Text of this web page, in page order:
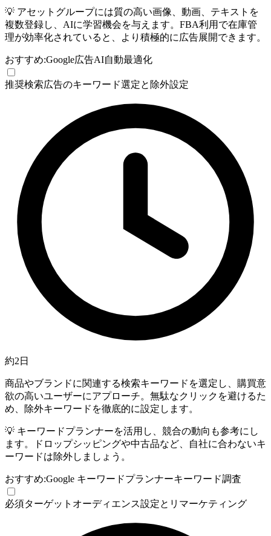
💡 アセットグループには質の高い画像、動画、テキストを
複数登録し、AIに学習機会を与えます。FBA利用で在庫管
理が効率化されていると、より積極的に広告展開できます。
おすすめ:Google広告AI自動最適化
推奨検索広告のキーワード選定と除外設定
約2日
商品やブランドに関連する検索キーワードを選定し、購買意
欲の高いユーザーにアプローチ。無駄なクリックを避けるた
め、除外キーワードを徹底的に設定します。
💡 キーワードプランナーを活用し、競合の動向も参考にし
ます。ドロップシッピングや中古品など、自社に合わないキ
ーワードは除外しましょう。
おすすめ:Google キーワードプランナーキーワード調査
必須ターゲットオーディエンス設定とリマーケティング